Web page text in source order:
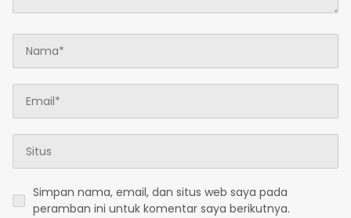
Simpan nama, email, dan situs web saya pada
peramban ini untuk komentar saya berikutnya.